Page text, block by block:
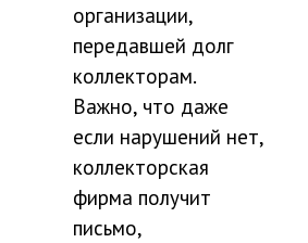
организации,
передавшей долг
коллекторам.
Важно, что даже
если нарушений нет,
коллекторская
фирма получит
письмо,